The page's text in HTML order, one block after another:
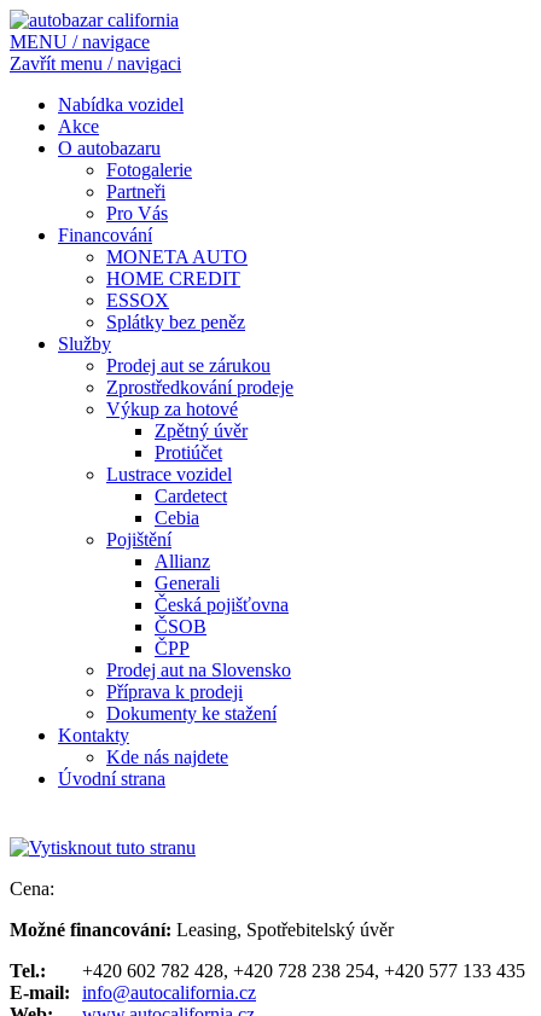
MENU / navigace
Zavřít menu / navigaci
Nabídka vozidel
Akce
O autobazaru
Fotogalerie
Partneři
Pro Vás
Financování
MONETA AUTO
HOME CREDIT
ESSOX
Splátky bez peněz
Služby
Prodej aut se zárukou
Zprostředkování prodeje
Výkup za hotové
Zpětný úvěr
Protiúčet
Lustrace vozidel
Cardetect
Cebia
Pojištění
Allianz
Generali
Česká pojišťovna
ČSOB
ČPP
Prodej aut na Slovensko
Příprava k prodeji
Dokumenty ke stažení
Kontakty
Kde nás najdete
Úvodní strana
Cena:
Možné financování: Leasing, Spotřebitelský úvěr
Tel.:
+420 602 782 428, +420 728 238 254, +420 577 133 435
E-mail:
info@autocalifornia.cz